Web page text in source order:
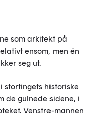
som arkitekt på
ensom, men én
seg ut.
stortingets historiske
de gulnede sidene, i
Venstre-mannen